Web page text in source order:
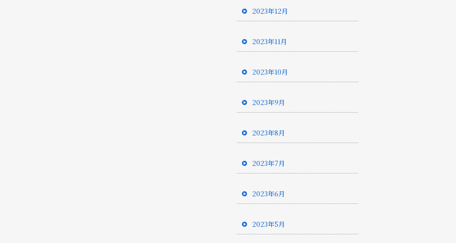
2023年12月
2023年11月
2023年10月
2023年9月
2023年8月
2023年7月
2023年6月
2023年5月